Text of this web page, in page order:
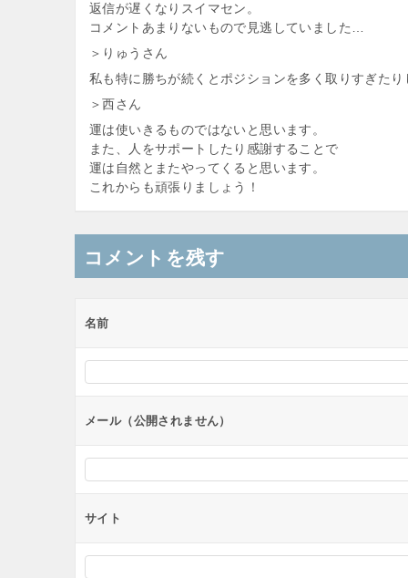
返信が遅くなりスイマセン。
コメントあまりないもので見逃していました…
＞りゅうさん
私も特に勝ちが続くとポジションを多く取りすぎた
＞西さん
運は使いきるものではないと思います。
また、人をサポートしたり感謝することで
運は自然とまたやってくると思います。
これからも頑張りましょう！
コメントを残す
名前
メール（公開されません）
サイト